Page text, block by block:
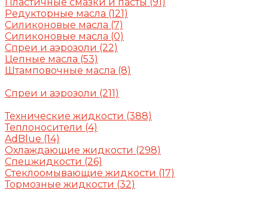
Редукторные масла (121)
Силиконовые масла (7)
Силиконовые масла (0)
Спреи и аэрозоли (22)
Цепные масла (53)
Штамповочные масла (8)
Спреи и аэрозоли (211)
Технические жидкости (388)
Теплоносители (4)
AdBlue (14)
Охлаждающие жидкости (298)
Спецжидкости (26)
Стеклоомывающие жидкости (17)
Тормозные жидкости (32)